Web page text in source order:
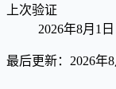
上次验证
2026年8月1日
最后更新： 2026年